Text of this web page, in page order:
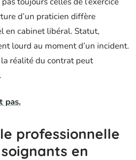
d’un praticien diffère
en cabinet libéral. Statut,
lourd au moment d’un incident.
réalité du contrat peut
pas.
professionnelle
en